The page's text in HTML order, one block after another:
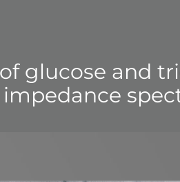
glucose and